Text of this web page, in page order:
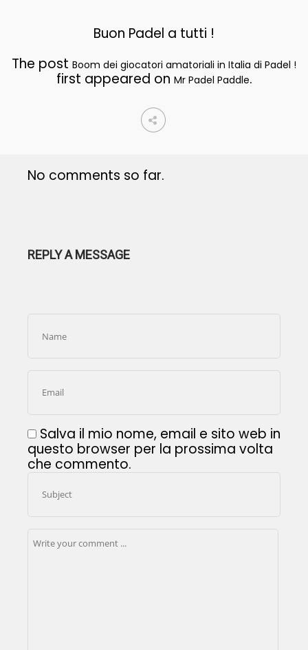
Buon Padel a tutti !
The post Boom dei giocatori amatoriali in Italia di Padel !
first appeared on Mr Padel Paddle.
No comments so far.
REPLY A MESSAGE
Salva il mio nome, email e sito web in
questo browser per la prossima volta
che commento.